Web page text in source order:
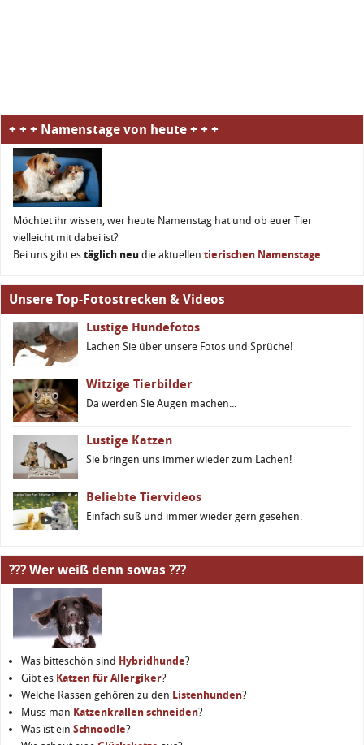
+ + + Namenstage von heute + + +
Möchtet ihr wissen, wer heute Namenstag hat und ob euer Tier
vielleicht mit dabei ist?
Bei uns gibt es täglich neu die aktuellen tierischen Namenstage.
Unsere Top-Fotostrecken & Videos
Lustige Hundefotos
Lachen Sie über unsere Fotos und Sprüche!
Witzige Tierbilder
Da werden Sie Augen machen...
Lustige Katzen
Sie bringen uns immer wieder zum Lachen!
Beliebte Tiervideos
Einfach süß und immer wieder gern gesehen.
??? Wer weiß denn sowas ???
Was bitteschön sind Hybridhunde?
Gibt es Katzen für Allergiker?
Welche Rassen gehören zu den Listenhunden?
Muss man Katzenkrallen schneiden?
Was ist ein Schnoodle?